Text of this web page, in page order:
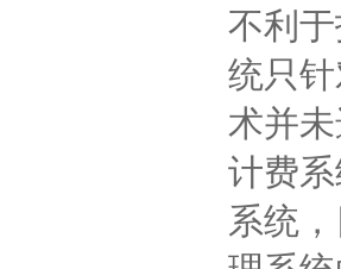
不利
统只
术并
计费
系统